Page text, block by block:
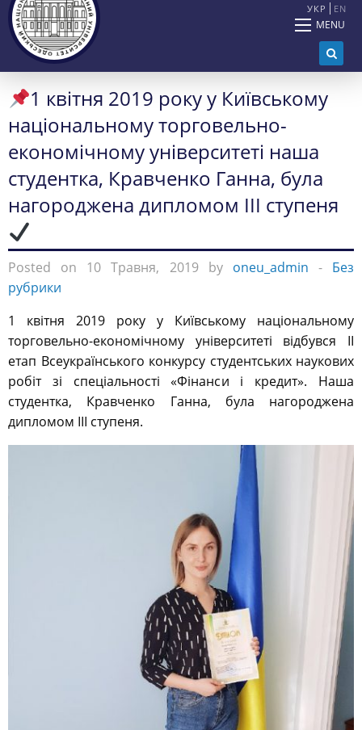
УКР EN
MENU
1 квітня 2019 року у Київському
національному торговельно-
економічному університеті наша
студентка, Кравченко Ганна, була
нагороджена дипломом ІІІ ступеня
Posted on 10 Травня, 2019 by oneu_admin - Без
рубрики
1 квітня 2019 року у Київському національному
торговельно-економічному університеті відбувся ІІ
етап Всеукраїнського конкурсу студентських наукових
робіт зі спеціальності «Фінанси і кредит». Наша
студентка, Кравченко Ганна, була нагороджена
дипломом ІІІ ступеня.